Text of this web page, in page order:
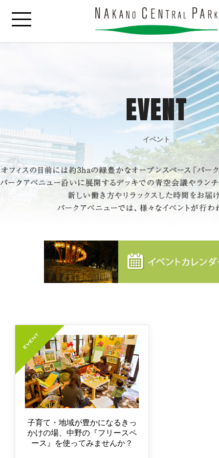
EVENT
イベント
子育て・地域が豊かになるきっ
かけの場、中野の『フリースペ
ース』を使ってみませんか？